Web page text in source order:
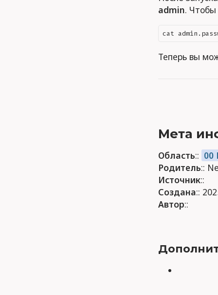
admin. Чтобы
Теперь вы
Мета
Область:: 00
Родитель::
Источник::
Создана::
Автор::